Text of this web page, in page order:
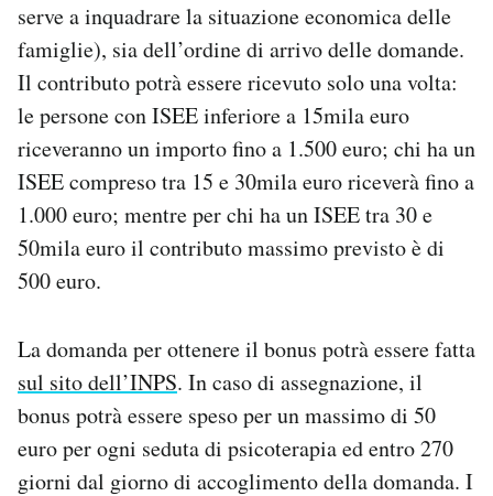
serve a inquadrare la situazione economica delle
famiglie), sia dell’ordine di arrivo delle domande.
Il contributo potrà essere ricevuto solo una volta:
le persone con ISEE inferiore a 15mila euro
riceveranno un importo fino a 1.500 euro; chi ha un
ISEE compreso tra 15 e 30mila euro riceverà fino a
1.000 euro; mentre per chi ha un ISEE tra 30 e
50mila euro il contributo massimo previsto è di
500 euro.
La domanda per ottenere il bonus potrà essere fatta
sul sito dell’INPS. In caso di assegnazione, il
bonus potrà essere speso per un massimo di 50
euro per ogni seduta di psicoterapia ed entro 270
giorni dal giorno di accoglimento della domanda. I